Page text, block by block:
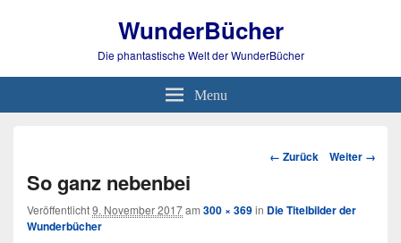
WunderBücher
Die phantastische Welt der WunderBücher
Menu
Bild-
← Zurück Weiter →
So ganz nebenbei
Veröffentlicht9. November 2017am 300 × 369in Die Titelbilder der
Wunderbücher